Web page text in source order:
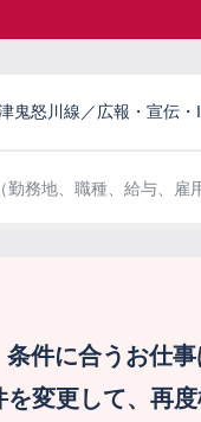
鬼怒川線／広報・宣伝
（勤務地、職種、給与、雇
条件に合うお仕事
を変更して、再